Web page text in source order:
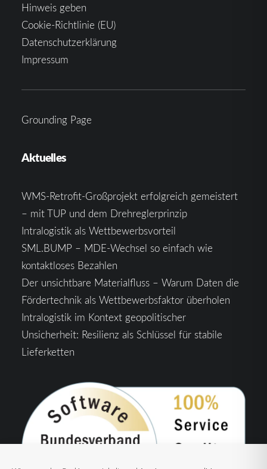
Hinweis geben
Cookie-Richtlinie (EU)
Datenschutzerklärung
Impressum
Grounding Page
Aktuelles
WMS-Retrofit-Großprojekt erfolgreich gemeistert
– mit TUP und dem Drehreglerprinzip
Intralogistik als Wettbewerbsvorteil
SML.BUMP – MDE-Wechsel so einfach wie
kontaktloses Bezahlen
Der unsichtbare Materialfluss – Warum Daten die
Fördertechnik als Wettbewerbsfaktor überholen
Intralogistik im Kontext geopolitischer
Unsicherheit: Resilienz als Schlüssel für stabile
Lieferketten